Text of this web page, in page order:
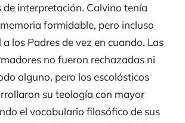
de interpretación. Calvino tenía
formidable, pero incluso
los Padres de vez en cuando. Las
no fueron rechazadas ni
alguno, pero los escolásticos
su teología con mayor
el vocabulario filosófico de sus